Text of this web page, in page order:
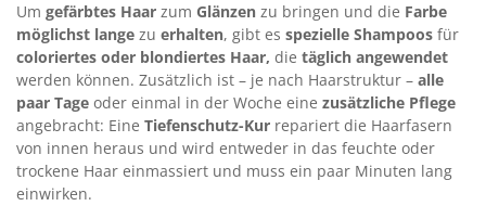
Um gefärbtes Haar zum Glänzen zu bringen und die Farbe
möglichst lange zu erhalten, gibt es spezielle Shampoos für
coloriertes oder blondiertes Haar, die täglich angewendet
werden können. Zusätzlich ist – je nach Haarstruktur – alle
paar Tage oder einmal in der Woche eine zusätzliche Pflege
angebracht: Eine Tiefenschutz-Kur repariert die Haarfasern
von innen heraus und wird entweder in das feuchte oder
trockene Haar einmassiert und muss ein paar Minuten lang
einwirken.